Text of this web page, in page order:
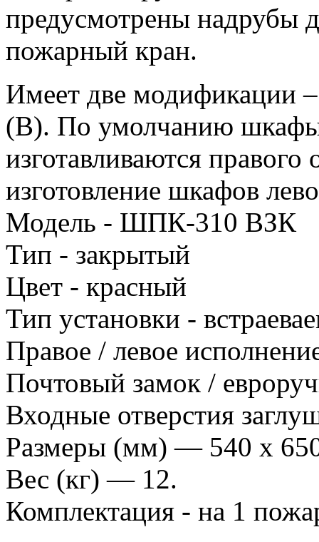
предусмотрены надрубы
пожарный кран.
Имеет две модификации
(В). По умолчанию
изготавливаются
изготовление шкафов
Модель - ШПК-310 ВЗК
Тип - закрытый
Цвет - красный
Тип установки -
Правое / левое
Почтовый замок /
Входные отверстия
Размеры (мм) — 540 х
Вес (кг) — 12.
Комплектация - на 1